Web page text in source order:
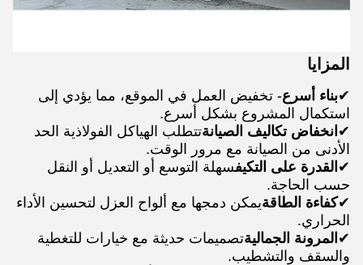
المزايا
✔بناء أسرع- تخفيض العمل في الموقع، مما يؤدي إلى
استكمال المشروع بشكل أسرع.
✔ انخفاض تكاليف الصيانةتتطلب الهياكل الفولاذية الحد
الأدنى من الصيانة مع مرور الوقت.
✔ القدرة على التكيفسهلة التوسع أو التعديل أو النقل
حسب الحاجة.
✔كفاءة الطاقةيمكن دمجها مع ألواح العزل لتحسين الأداء
الحراري.
✔ المرونة الجماليةتصميمات حديثة مع خيارات للتغطية
والسقف والتشطيب.